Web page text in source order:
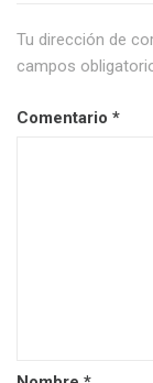
Tu dirección de
campos
Comentario *